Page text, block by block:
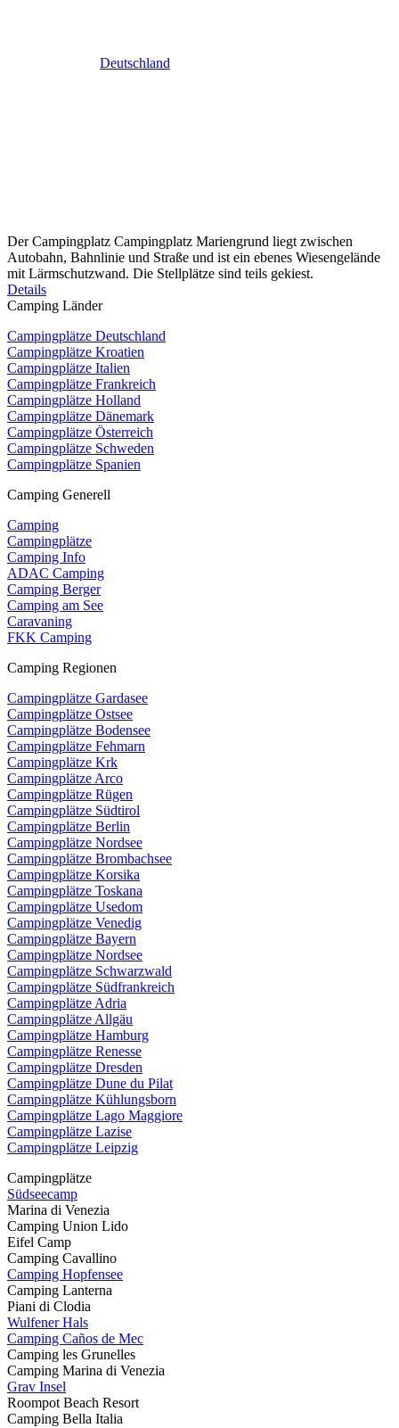
Deutschland
Der Campingplatz Campingplatz Mariengrund liegt zwischen
Autobahn, Bahnlinie und Straße und ist ein ebenes Wiesengelände
mit Lärmschutzwand. Die Stellplätze sind teils gekiest.
Details
Camping Länder
Campingplätze Deutschland
Campingplätze Kroatien
Campingplätze Italien
Campingplätze Frankreich
Campingplätze Holland
Campingplätze Dänemark
Campingplätze Österreich
Campingplätze Schweden
Campingplätze Spanien
Camping Generell
Camping
Campingplätze
Camping Info
ADAC Camping
Camping Berger
Camping am See
Caravaning
FKK Camping
Camping Regionen
Campingplätze Gardasee
Campingplätze Ostsee
Campingplätze Bodensee
Campingplätze Fehmarn
Campingplätze Krk
Campingplätze Arco
Campingplätze Rügen
Campingplätze Südtirol
Campingplätze Berlin
Campingplätze Nordsee
Campingplätze Brombachsee
Campingplätze Korsika
Campingplätze Toskana
Campingplätze Usedom
Campingplätze Venedig
Campingplätze Bayern
Campingplätze Nordsee
Campingplätze Schwarzwald
Campingplätze Südfrankreich
Campingplätze Adria
Campingplätze Allgäu
Campingplätze Hamburg
Campingplätze Renesse
Campingplätze Dresden
Campingplätze Dune du Pilat
Campingplätze Kühlungsborn
Campingplätze Lago Maggiore
Campingplätze Lazise
Campingplätze Leipzig
Campingplätze
Südseecamp
Marina di Venezia
Camping Union Lido
Eifel Camp
Camping Cavallino
Camping Hopfensee
Camping Lanterna
Piani di Clodia
Wulfener Hals
Camping Caños de Mec
Camping les Grunelles
Camping Marina di Venezia
Grav Insel
Roompot Beach Resort
Camping Bella Italia